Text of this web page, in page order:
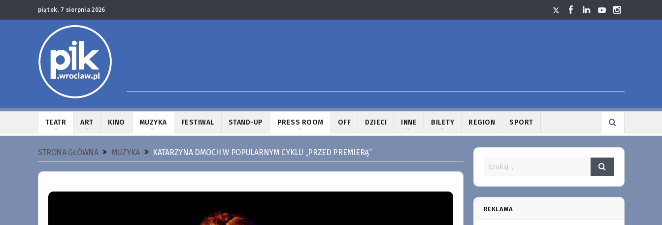
piątek, 7 sierpnia 2026
TEATR ART KINO MUZYKA FESTIWAL STAND-UP PRESS ROOM OFF DZIECI INNE BILETY REGION SPORT
STRONA GŁÓWNA MUZYKA KATARZYNA DMOCH W POPULARNYM CYKLU „PRZED PREMIERĄ”
REKLAMA